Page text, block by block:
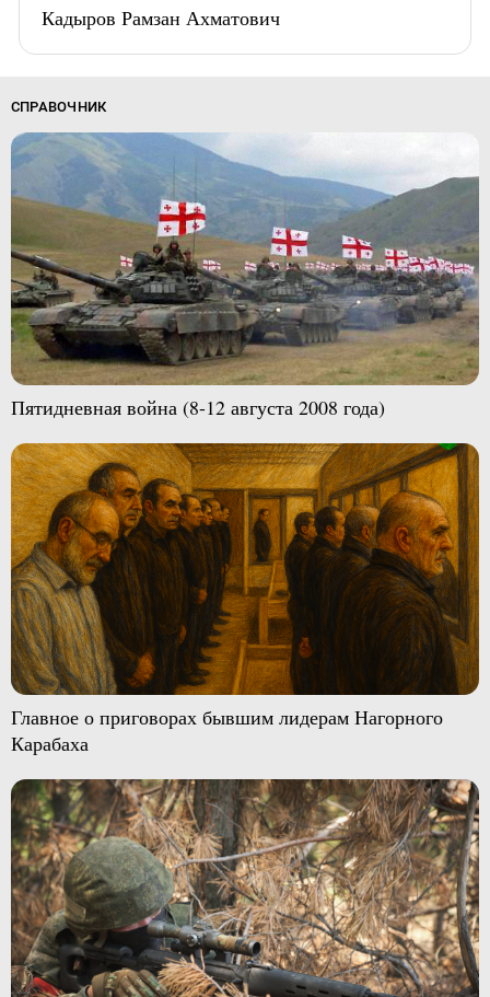
Кадыров Рамзан Ахматович
СПРАВОЧНИК
Пятидневная война (8-12 августа 2008 года)
Главное о приговорах бывшим лидерам Нагорного
Карабаха